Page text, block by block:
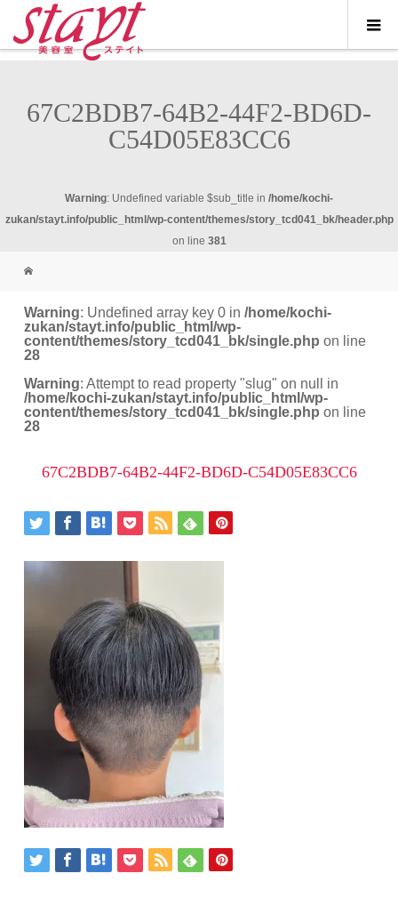
67C2BDB7-64B2-44F2-BD6D-
C54D05E83CC6
Warning: Undefined variable $sub_title in /home/kochi-
zukan/stayt.info/public_html/wp-content/themes/story_tcd041_bk/header.php
on line 381
Warning: Undefined array key 0 in/home/kochi-
zukan/stayt.info/public_html/wp-
content/themes/story_tcd041_bk/single.php on line
28
Warning: Attempt to read property "slug" on null in
/home/kochi-zukan/stayt.info/public_html/wp-
content/themes/story_tcd041_bk/single.php on line
28
67C2BDB7-64B2-44F2-BD6D-C54D05E83CC6